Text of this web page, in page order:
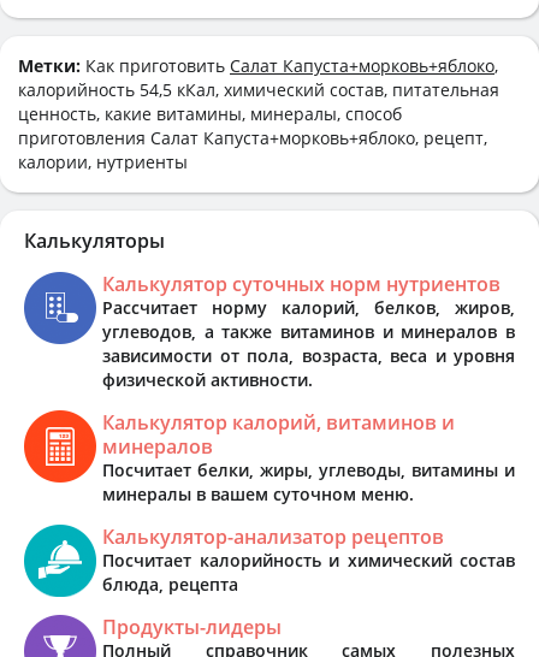
Метки: Как приготовить Салат Капуста+морковь+яблоко,
калорийность 54,5 кКал, химический состав, питательная
ценность, какие витамины, минералы, способ
приготовления Салат Капуста+морковь+яблоко, рецепт,
калории, нутриенты
Калькуляторы
Калькулятор суточных норм нутриентов
Рассчитает норму калорий, белков, жиров,
углеводов, а также витаминов и минералов в
зависимости от пола, возраста, веса и уровня
физической активности.
Калькулятор калорий, витаминов и
минералов
Посчитает белки, жиры, углеводы, витамины и
минералы в вашем суточном меню.
Калькулятор-анализатор рецептов
Посчитает калорийность и химический состав
блюда, рецепта
Продукты-лидеры
Полный справочник самых полезных